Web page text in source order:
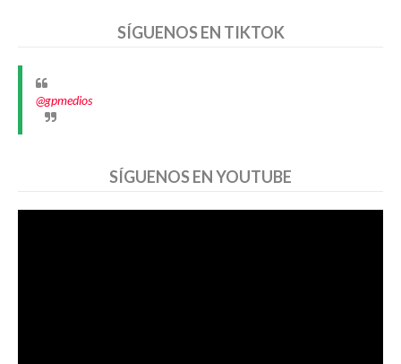
SÍGUENOS EN TIKTOK
@gpmedios
SÍGUENOS EN YOUTUBE